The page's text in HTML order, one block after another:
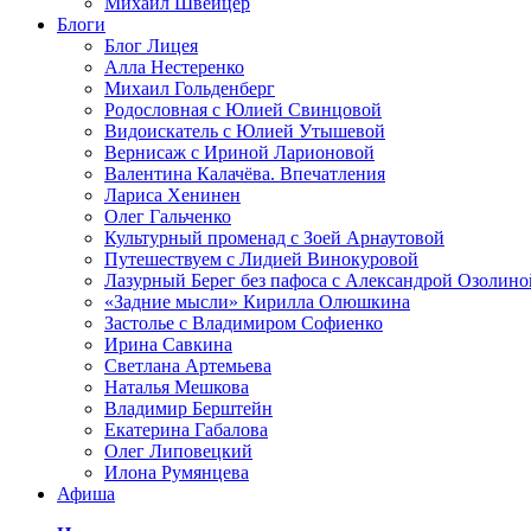
Блоги
Блог Лицея
Алла Нестеренко
Михаил Гольденберг
Родословная с Юлией Свинцовой
Видоискатель с Юлией Утышевой
Вернисаж с Ириной Ларионовой
Валентина Калачёва. Впечатления
Лариса Хенинен
Олег Гальченко
Культурный променад с Зоей Арнаутовой
Путешествуем с Лидией Винокуровой
Лазурный Берег без пафоса с Александрой
«Задние мысли» Кирилла Олюшкина
Застолье с Владимиром Софиенко
Ирина Савкина
Светлана Артемьева
Наталья Мешкова
Владимир Берштейн
Екатерина Габалова
Олег Липовецкий
Илона Румянцева
Афиша